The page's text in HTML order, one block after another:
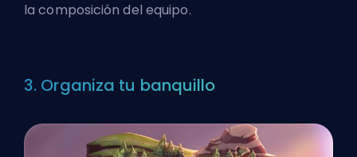
la composición del equipo.
3. Organiza tu banquillo